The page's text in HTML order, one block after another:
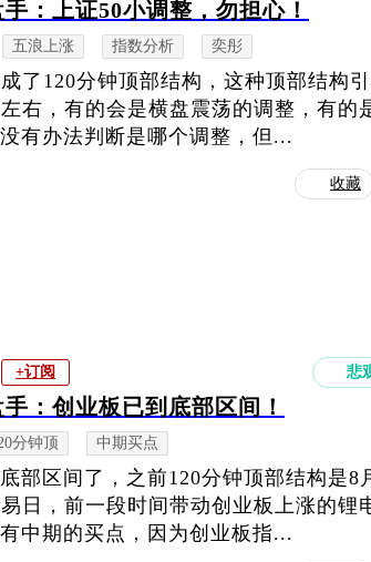
：上证50小调整，勿担心！
五浪上涨 指数分析 奕彤
了120分钟顶部结构，这种顶部结构
右，有的会是横盘震荡的调整，有的
有办法判断是哪个调整，但...
收藏
+订阅 悲
：创业板已到底部区间！
分钟顶 中期买点
部区间了，之前120分钟顶部结构是8
日，前一段时间带动创业板上涨的锂
中期的买点，因为创业板指...